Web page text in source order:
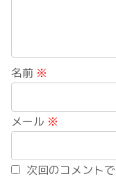
名前 ※
メール ※
次回のコメント